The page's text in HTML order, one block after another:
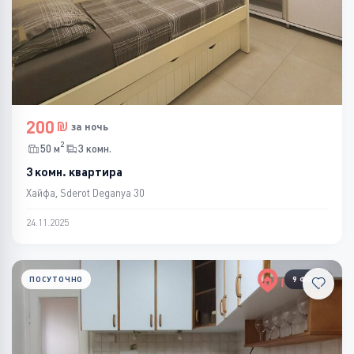
200
за ночь
50 м2 3 комн.
3 комн. квартира
Хайфа, Sderot Deganya 30
24.11.2025
9 ФОТО
ПОСУТОЧНО